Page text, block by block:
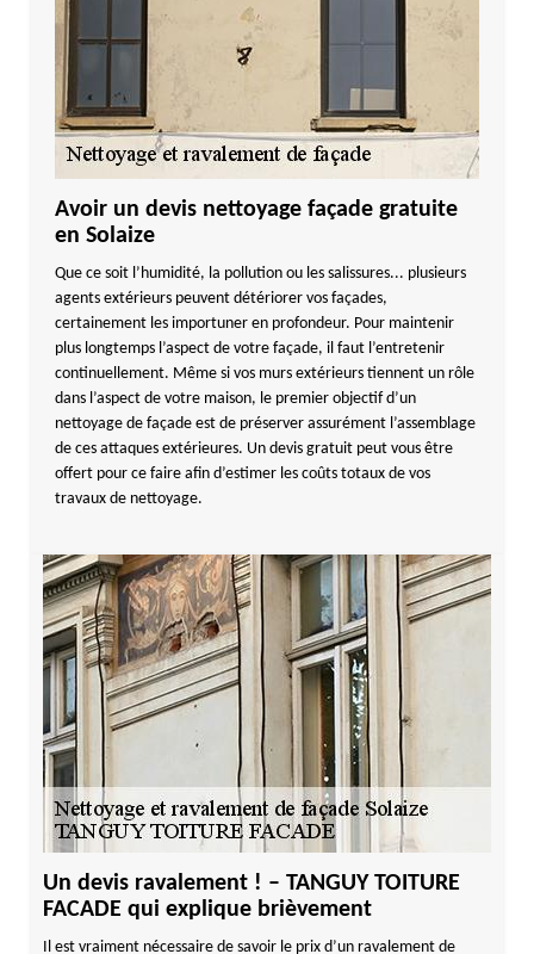
Avoir un devis nettoyage façade gratuite
en Solaize
Que ce soit l’humidité, la pollution ou les salissures... plusieurs
agents extérieurs peuvent détériorer vos façades,
certainement les importuner en profondeur. Pour maintenir
plus longtemps l’aspect de votre façade, il faut l’entretenir
continuellement. Même si vos murs extérieurs tiennent un rôle
dans l’aspect de votre maison, le premier objectif d’un
nettoyage de façade est de préserver assurément l’assemblage
de ces attaques extérieures. Un devis gratuit peut vous être
offert pour ce faire afin d’estimer les coûts totaux de vos
travaux de nettoyage.
Un devis ravalement ! – TANGUY TOITURE
FACADE qui explique brièvement
Il est vraiment nécessaire de savoir le prix d’un ravalement de